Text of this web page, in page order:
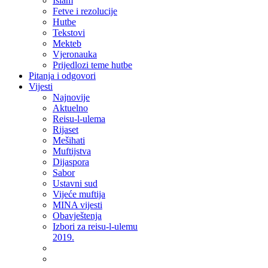
Fetve i rezolucije
Hutbe
Tekstovi
Mekteb
Vjeronauka
Prijedlozi teme hutbe
Pitanja i odgovori
Vijesti
Najnovije
Aktuelno
Reisu-l-ulema
Rijaset
Mešihati
Muftijstva
Dijaspora
Sabor
Ustavni sud
Vijeće muftija
MINA vijesti
Obavještenja
Izbori za reisu-l-ulemu
2019.